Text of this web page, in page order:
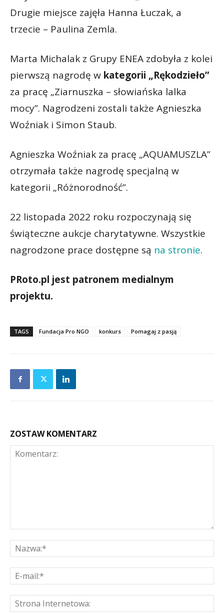
Drugie miejsce zajęła Hanna Łuczak, a
trzecie – Paulina Zemla.
Marta Michalak z Grupy ENEA zdobyła z kolei
pierwszą nagrodę w kategorii „Rękodzieło”
za pracę „Ziarnuszka – słowiańska lalka
mocy”. Nagrodzeni zostali także Agnieszka
Woźniak i Simon Staub.
Agnieszka Woźniak za pracę „AQUAMUSZLA”
otrzymała także nagrodę specjalną w
kategorii „Różnorodność”.
22 listopada 2022 roku rozpoczynają się
świąteczne aukcje charytatywne. Wszystkie
nagrodzone prace dostępne są na stronie.
PRoto.pl jest patronem medialnym
projektu.
TAGS Fundacja Pro NGO konkurs Pomagaj z pasją
ZOSTAW KOMENTARZ